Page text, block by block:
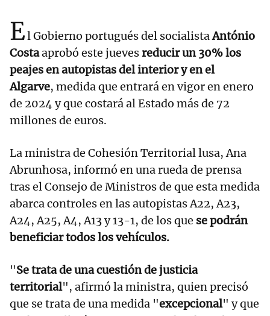
El Gobierno portugués del socialistaAntónio
Costaaprobó este juevesreducir un 30% los
peajes en autopistas del interior y en el
Algarve, medida que entrará en vigor en enero
de 2024 y que costará al Estado más de 72
millones de euros.
La ministra de Cohesión Territorial lusa, Ana
Abrunhosa, informó en una rueda de prensa
tras el Consejo de Ministros de que esta medida
abarca controles en las autopistas A22, A23,
A24, A25, A4, A13 y 13-1, de los que se podrán
beneficiar todos los vehículos.
"Se trata de una cuestión de justicia
territorial", afirmó la ministra, quien precisó
que se trata de una medida "excepcional" y que